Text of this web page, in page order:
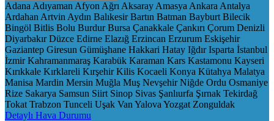
Adana Adıyaman Afyon Ağrı Aksaray Amasya Ankara Antalya
Ardahan Artvin Aydın Balıkesir Bartın Batman Bayburt Bilecik
Bingöl Bitlis Bolu Burdur Bursa Çanakkale Çankırı Çorum Denizli
Diyarbakır Düzce Edirne Elazığ Erzincan Erzurum Eskişehir
Gaziantep Giresun Gümüşhane Hakkari Hatay Iğdır Isparta İstanbul
İzmir Kahramanmaraş Karabük Karaman Kars Kastamonu Kayseri
Kırıkkale Kırklareli Kırşehir Kilis Kocaeli Konya Kütahya Malatya
Manisa Mardin Mersin Muğla Muş Nevşehir Niğde Ordu Osmaniye
Rize Sakarya Samsun Siirt Sinop Sivas Şanlıurfa Şırnak Tekirdağ
Tokat Trabzon Tunceli Uşak Van Yalova Yozgat Zonguldak
Detaylı Hava Durumu